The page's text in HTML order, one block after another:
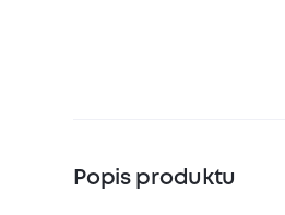
Popis produktu